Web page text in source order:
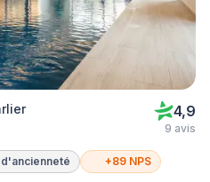
4,9
9 avis
+89 NPS